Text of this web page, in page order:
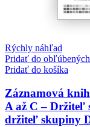
Rýchly náhľad
Pridať do obľúbených
Pridať do košíka
Záznamová
A až C – Držiteľ
držiteľ skupiny